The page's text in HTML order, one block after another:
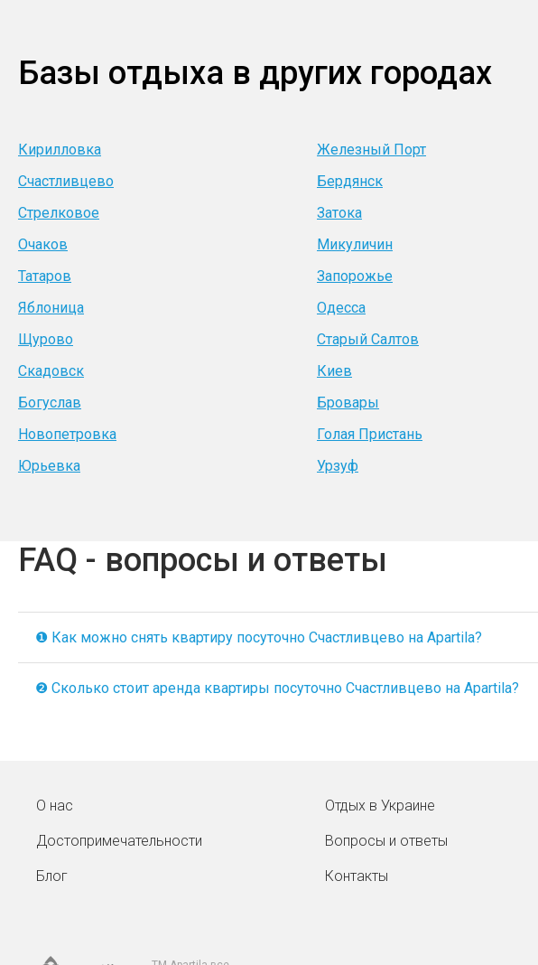
Базы отдыха в других городах
Кирилловка Железный Порт
Счастливцево
Бердянск
Стрелковое
Затока
Очаков
Микуличин
Татаров
Запорожье
Яблоница
Одесса
Щурово
Старый Салтов
Скадовск
Киев
Богуслав
Бровары
Новопетровка
Голая Пристань
Юрьевка
Урзуф
FAQ - вопросы и ответы
❶ Как можно снять квартиру посуточно Счастливцево на Apartila?
❷ Сколько стоит аренда квартиры посуточно Счастливцево на Apartila?
О нас
Достопримечательности
Блог
Отдых в Украине
Вопросы и ответы
Контакты